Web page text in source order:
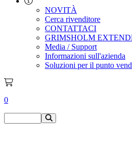
NOVITÀ
Cerca rivenditore
CONTATTACI
GRIMSHOLM
Media / Support
Informazioni sull'azienda
Soluzioni per il punto
0